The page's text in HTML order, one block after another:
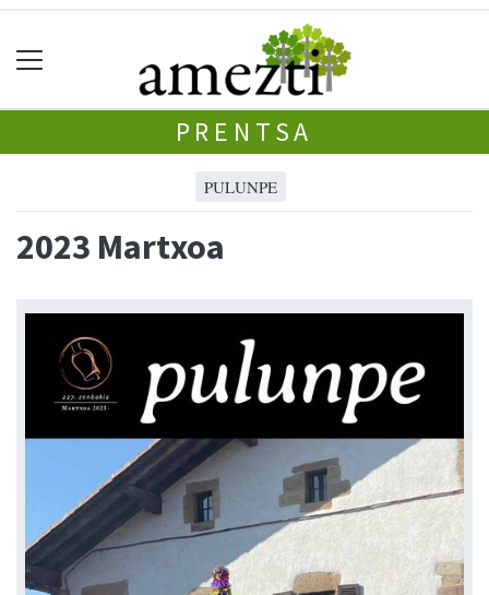
PRENTSA
PULUNPE
2023 Martxoa